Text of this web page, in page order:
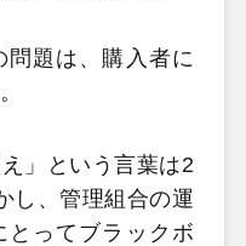
問題は、購入者に
」という言葉は2
し、管理組合の運
とってブラックボ